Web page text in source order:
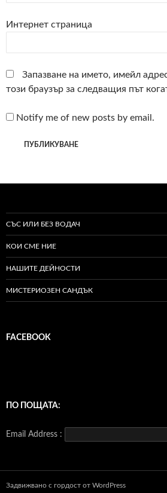
Интернет страница
Запазване на името, имейл
този браузър за следващия път
Notify me of new posts by email.
СЪС ИЛИ БЕЗ ВОДАЧ
КОИ СМЕ НИЕ
НАШИТЕ ДЕЙНОСТИ
МИСТЕРИОЗЕН САНДЪК
FACEBOOK
ПО ПОЩАТА:
Email Address :
Задвижвано с гордост от WordPress